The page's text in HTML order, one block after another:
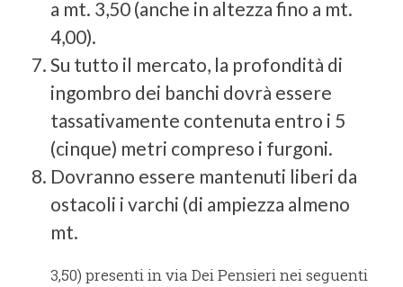
a mt. 3,50 (anche in altezza fino a mt.
4,00).
Su tutto il mercato, la profondità di
ingombro dei banchi dovrà essere
tassativamente contenuta entro i 5
(cinque) metri compreso i furgoni.
Dovranno essere mantenuti liberi da
ostacoli i varchi (di ampiezza almeno
mt.
3,50) presenti in via Dei Pensieri nei seguenti